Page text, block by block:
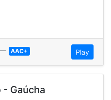
AAC+ Play
- Gaúcha